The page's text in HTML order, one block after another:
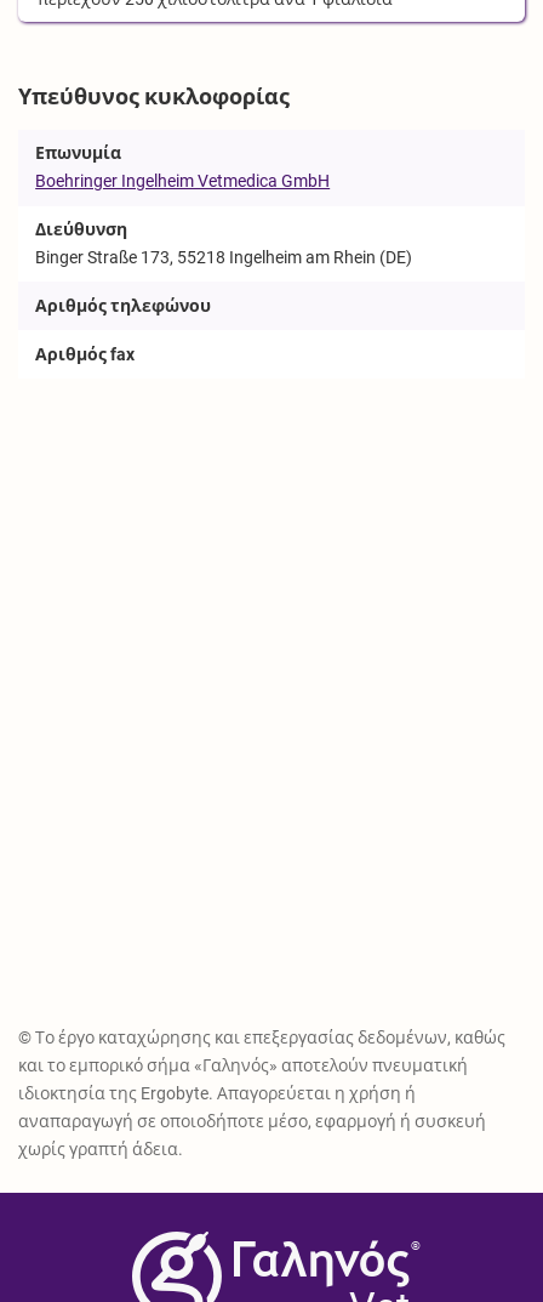
Υπεύθυνος κυκλοφορίας
Επωνυμία
Boehringer Ingelheim Vetmedica GmbH
Διεύθυνση
Binger Straße 173, 55218 Ingelheim am Rhein (DE)
Αριθμός τηλεφώνου
Αριθμός fax
© Το έργο καταχώρησης και επεξεργασίας δεδομένων, καθώς
και το εμπορικό σήμα «Γαληνός» αποτελούν πνευματική
ιδιοκτησία της Ergobyte. Απαγορεύεται η χρήση ή
αναπαραγωγή σε οποιοδήποτε μέσο, εφαρμογή ή συσκευή
χωρίς γραπτή άδεια.
®